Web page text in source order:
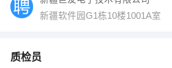
网络IT
新疆软件园G1栋10楼1001A室
质检员